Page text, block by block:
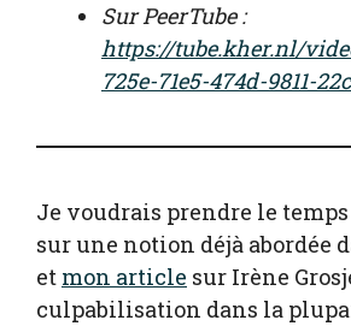
Sur PeerTube :
https://tube.kher.nl/
725e-71e5-474d-9811-
Je voudrais prendre le
sur une notion déjà abordée
et mon article sur Irène
culpabilisation dans la